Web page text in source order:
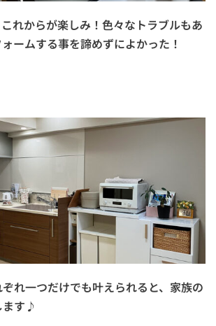
れからが楽しみ！色々なトラブルもあ
ームする事を諦めずによかった！
れ一つだけでも叶えられると、家族の
ます♪